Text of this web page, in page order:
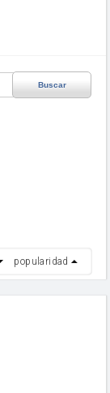
Buscar
popularidad